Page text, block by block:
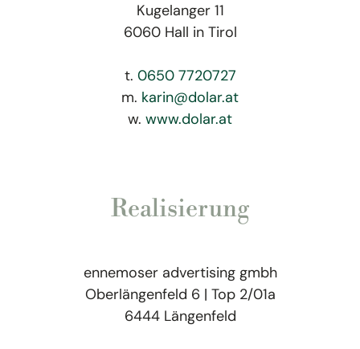
Kugelanger 11
6060 Hall in Tirol
t. 0650 7720727
m. karin@dolar.at
w. www.dolar.at
Realisierung
ennemoser advertising gmbh
Oberlängenfeld 6 | Top 2/01a
6444 Längenfeld